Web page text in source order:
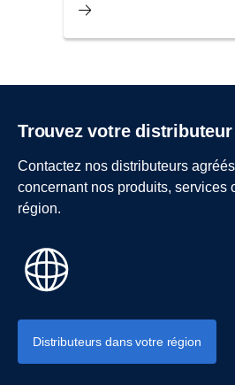
Trouvez votre
Contactez nos distributeurs
concernant nos produits, services
région.
Distributeurs dans votre région